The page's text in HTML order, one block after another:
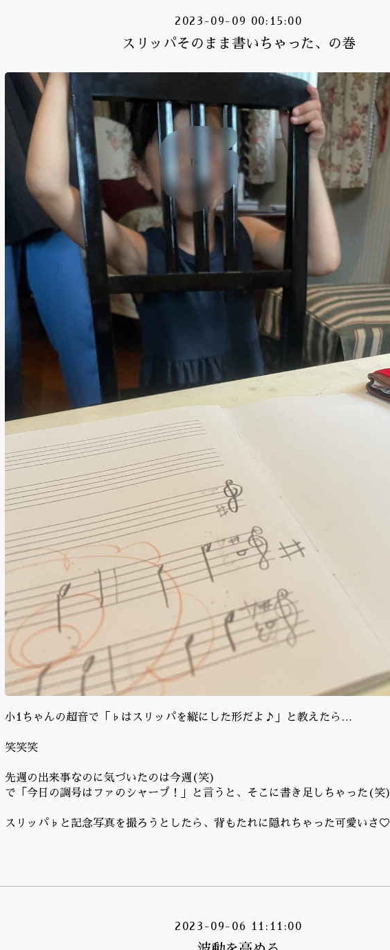
2023-09-09 00:15:00
スリッパそのまま書いちゃった、の巻
小1ちゃんの超音で「♭はスリッパを縦にした形だよ♪」と教えたら…
笑笑笑
先週の出来事なのに気づいたのは今週(笑)
で「今日の調号はファのシャープ！」と言うと、そこに書き足しちゃった(笑)
スリッパ♭と記念写真を撮ろうとしたら、背もたれに隠れちゃった可愛いさ♡
2023-09-06 11:11:00